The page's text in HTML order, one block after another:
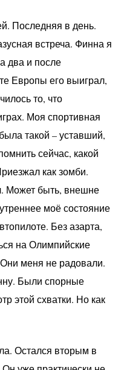
Последняя в день.
встреча. Финна я
два и после
Европы его выиграл,
то, что
Моя спортивная
такой – уставший,
сейчас, какой
как зомби.
Может быть, внешне
моё состояние
Без азарта,
на Олимпийские
Они меня не радовали.
Были спорные
этой схватки. Но как
Остался вторым в